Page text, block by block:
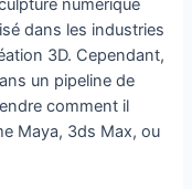
numérique
dans les industries
3D. Cependant,
un pipeline de
comment il
Maya, 3ds Max, ou